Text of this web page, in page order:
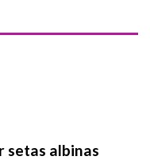
setas albinas